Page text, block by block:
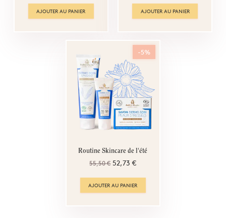
AJOUTER AU PANIER AJOUTER AU PANIER
Routine Skincare de l'été
55,50 € 52,73 €
-5%
AJOUTER AU PANIER